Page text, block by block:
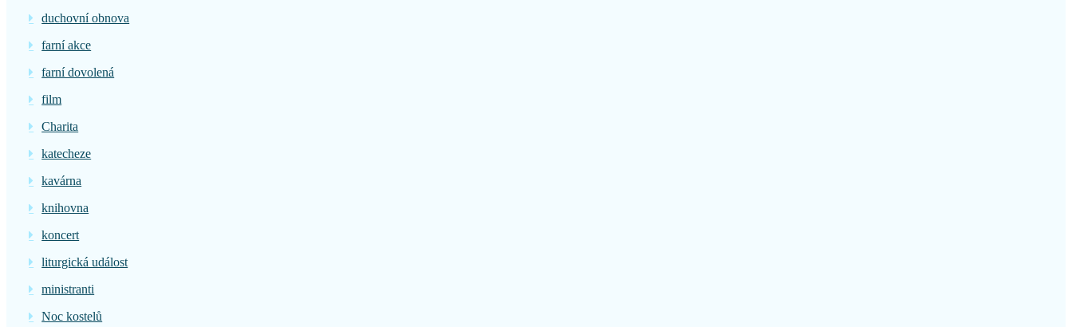
duchovní obnova
farní akce
farní dovolená
film
Charita
katecheze
kavárna
knihovna
koncert
liturgická událost
ministranti
Noc kostelů